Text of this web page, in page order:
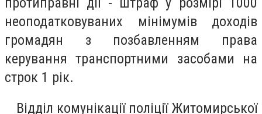
неоподатковуваних мінімумів доходів
громадян з позбавленням права
керування транспортними засобами на
строк 1 рік.
Відділ комунікації поліції Житомирської